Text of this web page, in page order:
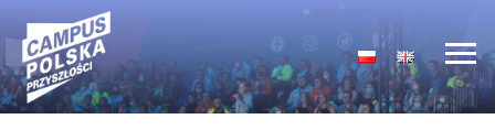
Main Navigation